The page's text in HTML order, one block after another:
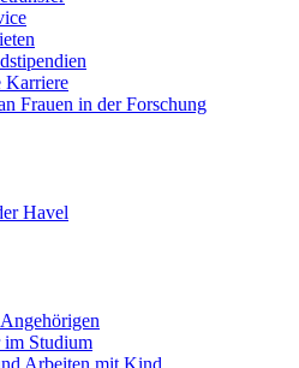
Karriere
Frauen in der Forschung
Havel
im Studium
Arbeiten mit Kind